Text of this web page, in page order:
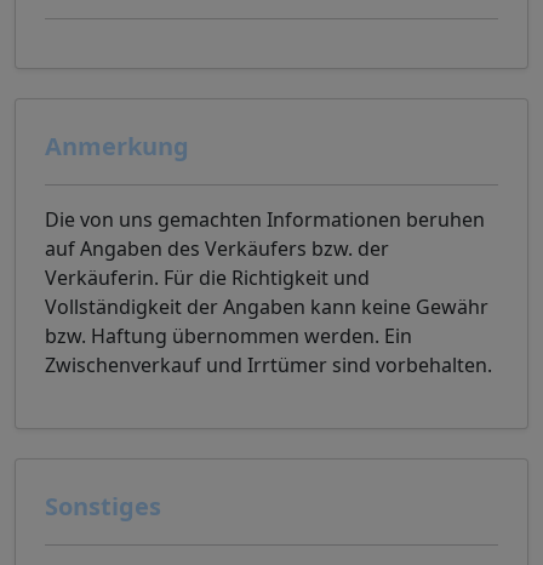
Anmerkung
Die von uns gemachten Informationen beruhen
auf Angaben des Verkäufers bzw. der
Verkäuferin. Für die Richtigkeit und
Vollständigkeit der Angaben kann keine Gewähr
bzw. Haftung übernommen werden. Ein
Zwischenverkauf und Irrtümer sind vorbehalten.
Sonstiges